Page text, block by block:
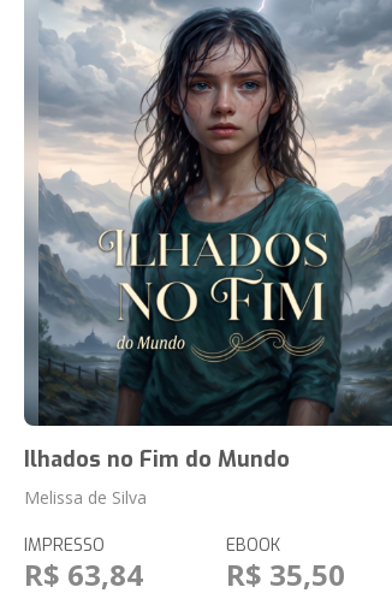
Ilhados no Fim do Mundo
Melissa de Silva
IMPRESSO
R$ 63,84
EBOOK
R$ 35,50